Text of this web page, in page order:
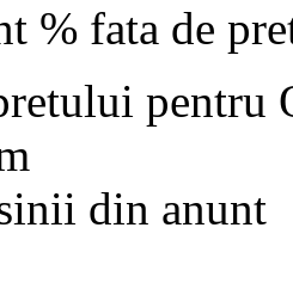
% fata de
pentru
din anunt